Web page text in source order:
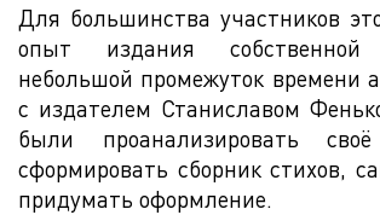
Для большинства участников
опыт издания
небольшой промежуток времени
с издателем Станиславом
были проанализировать своё
сформировать сборник стихов,
придумать оформление.